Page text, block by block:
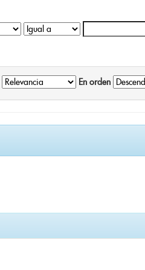
En orden